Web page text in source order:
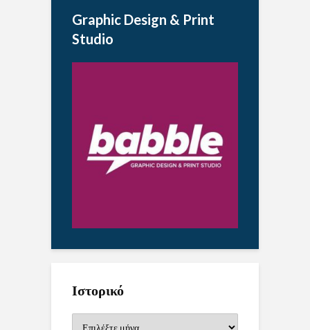
Graphic Design & Print
Studio
Ιστορικό